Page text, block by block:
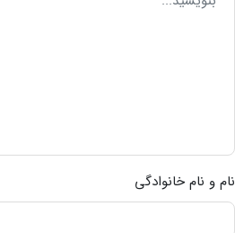
نام و نام خانوادگی